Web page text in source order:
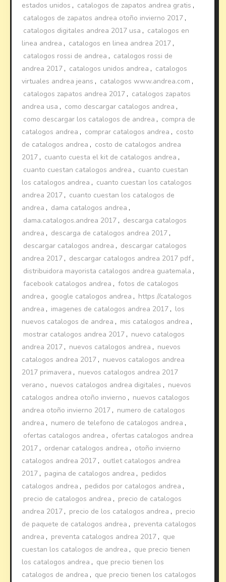
estados unidos , catalogos de zapatos andrea gratis ,
catalogos de zapatos andrea otoño invierno 2017 ,
catalogos digitales andrea 2017 usa , catalogos en
linea andrea , catalogos en linea andrea 2017 ,
catalogos rossi de andrea , catalogos rossi de
andrea 2017 , catalogos unidos andrea , catalogos
virtuales andrea jeans , catalogos www.andrea.com ,
catalogos zapatos andrea 2017 , catalogos zapatos
andrea usa , como descargar catalogos andrea ,
como descargar los catalogos de andrea , compra de
catalogos andrea , comprar catalogos andrea , costo
de catalogos andrea , costo de catalogos andrea
2017 , cuanto cuesta el kit de catalogos andrea ,
cuanto cuestan catalogos andrea , cuanto cuestan
los catalogos andrea , cuanto cuestan los catalogos
andrea 2017 , cuanto cuestan los catalogos de
andrea , dama catalogos andrea ,
dama.catalogos.andrea 2017 , descarga catalogos
andrea , descarga de catalogos andrea 2017 ,
descargar catalogos andrea , descargar catalogos
andrea 2017 , descargar catalogos andrea 2017 pdf ,
distribuidora mayorista catalogos andrea guatemala ,
facebook catalogos andrea , fotos de catalogos
andrea , google catalogos andrea , https //catalogos
andrea , imagenes de catalogos andrea 2017 , los
nuevos catalogos de andrea , mis catalogos andrea ,
mostrar catalogos andrea 2017 , nuevo catalogos
andrea 2017 , nuevos catalogos andrea , nuevos
catalogos andrea 2017 , nuevos catalogos andrea
2017 primavera , nuevos catalogos andrea 2017
verano , nuevos catalogos andrea digitales , nuevos
catalogos andrea otoño invierno , nuevos catalogos
andrea otoño invierno 2017 , numero de catalogos
andrea , numero de telefono de catalogos andrea ,
ofertas catalogos andrea , ofertas catalogos andrea
2017 , ordenar catalogos andrea , otoño invierno
catalogos andrea 2017 , outlet catalogos andrea
2017 , pagina de catalogos andrea , pedidos
catalogos andrea , pedidos por catalogos andrea ,
precio de catalogos andrea , precio de catalogos
andrea 2017 , precio de los catalogos andrea , precio
de paquete de catalogos andrea , preventa catalogos
andrea , preventa catalogos andrea 2017 , que
cuestan los catalogos de andrea , que precio tienen
los catalogos andrea , que precio tienen los
catalogos de andrea , que precio tienen los catalogos